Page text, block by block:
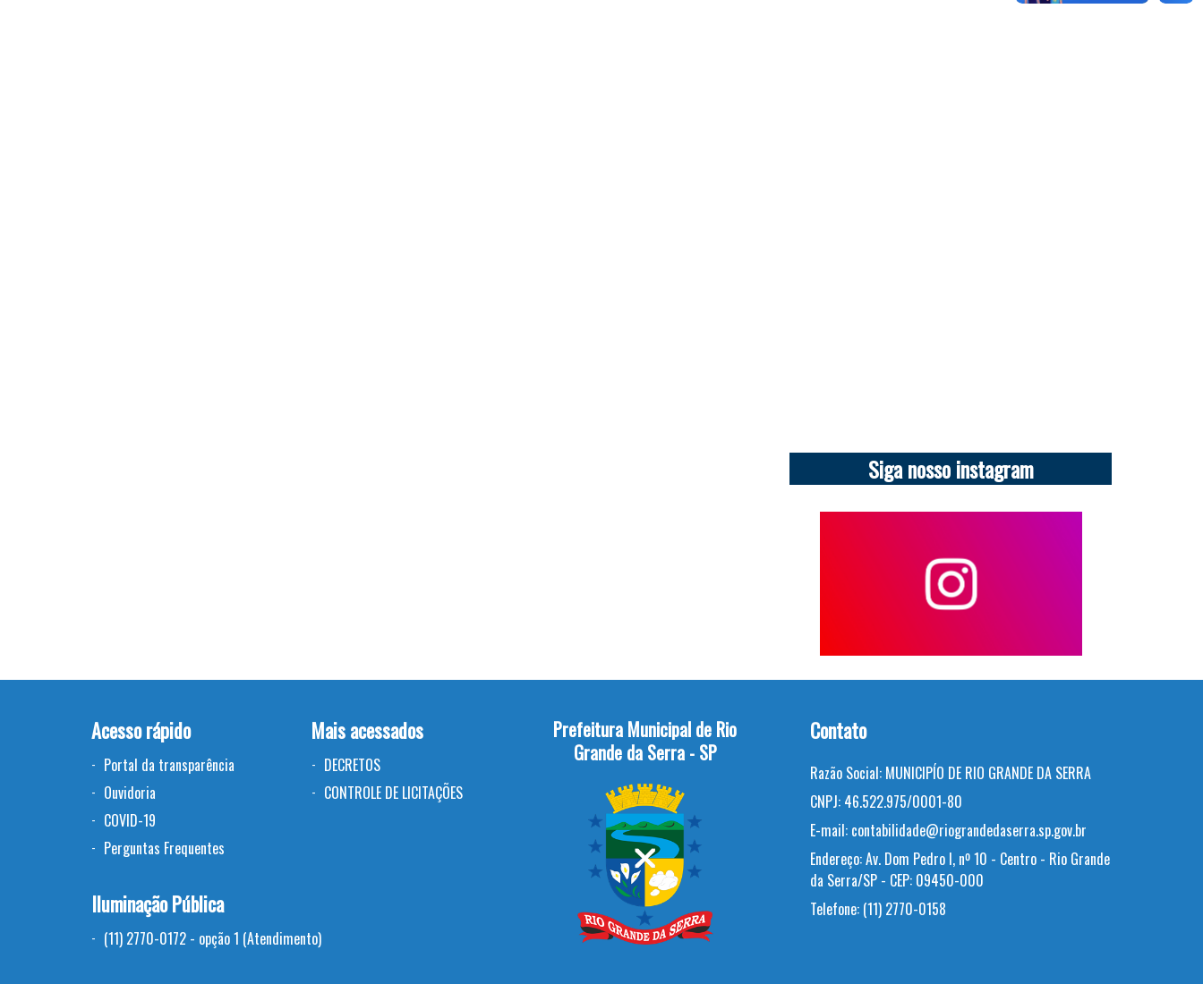
Siga nosso instagram
Acesso rápido
Portal da transparência
Ouvidoria
COVID-19
Perguntas Frequentes
Mais acessados
DECRETOS
CONTROLE DE LICITAÇÕES
Iluminação Pública
(11) 2770-0172 - opção 1 (Atendimento)
Prefeitura Municipal de Rio
Grande da Serra - SP
Contato
Razão Social: MUNICIPÍO DE RIO GRANDE DA SERRA
CNPJ: 46.522.975/0001-80
E-mail: contabilidade@riograndedaserra.sp.gov.br
Endereço:Av. Dom Pedro I, nº 10 - Centro - Rio Grande
da Serra/SP - CEP: 09450-000
Telefone: (11) 2770-0158